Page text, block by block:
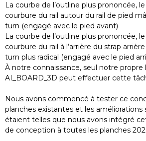
La courbe de l’outline plus prononcée,
courbure du rail autour du rail de pied
turn (engagé avec le pied avant)
La courbe de l’outline plus prononcée,
courbure du rail à l’arrière du strap
turn plus radical (engagé avec le pied
À notre connaissance, seul notre propre
AI_BOARD_3D peut effectuer cette
Nous avons commencé à tester ce
planches existantes et les améliorations
étaient telles que nous avons intégré
de conception à toutes les planches